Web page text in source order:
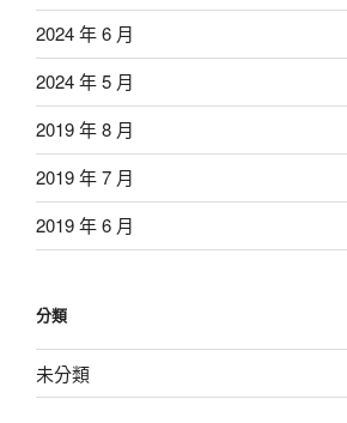
2024 年 6 月
2024 年 5 月
2019 年 8 月
2019 年 7 月
2019 年 6 月
分類
未分類